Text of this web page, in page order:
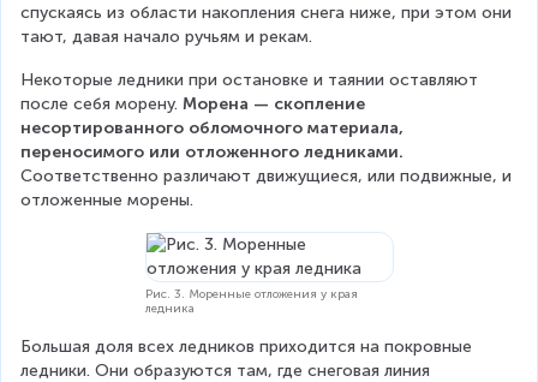
спускаясь из области накопления снега ниже, при этом они
тают, давая начало ручьям и рекам.
Некоторые ледники при остановке и таянии оставляют
после себя морену. Морена — скопление
несортированного обломочного материала,
переносимого или отложенного ледниками.
Соответственно различают движущиеся, или подвижные, и
отложенные морены.
Рис. 3. Моренные отложения у края
ледника
Большая доля всех ледников приходится на покровные
ледники. Они образуются там, где снеговая линия